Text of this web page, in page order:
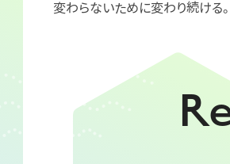
変わらないために変わり続ける。